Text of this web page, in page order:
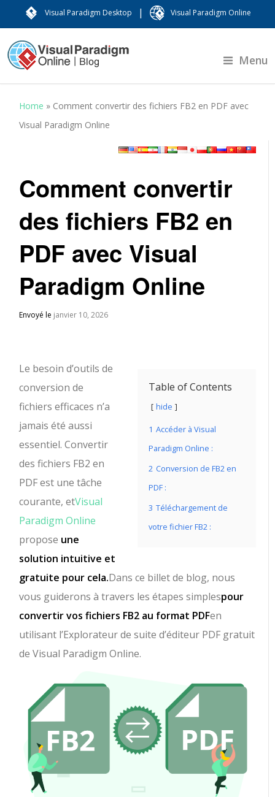
Visual Paradigm Desktop | Visual Paradigm Online
Menu
Home » Comment convertir des fichiers FB2 en PDF avec
Visual Paradigm Online
Comment convertir
des fichiers FB2 en
PDF avec Visual
Paradigm Online
Envoyé le janvier 10, 2026
Table of Contents
hide
1 Accéder à Visual
Paradigm Online :
2 Conversion de FB2 en
PDF :
3 Téléchargement de
votre fichier FB2 :
Le besoin d’outils de
conversion de
fichiers efficaces n’a
jamais été aussi
essentiel. Convertir
des fichiers FB2 en
PDF est une tâche
courante, etVisual
Paradigm Online
propose une
solution intuitive et
gratuite pour cela.Dans ce billet de blog, nous
vous guiderons à travers les étapes simplespour
convertir vos fichiers FB2 au format PDFen
utilisant l’Explorateur de suite d’éditeur PDF gratuit
de Visual Paradigm Online.